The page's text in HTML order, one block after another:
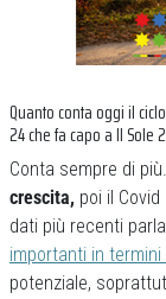
Quanto conta oggi il
24 che fa capo a Il Sole
Conta sempre di più.
crescita, poi il
dati più recenti
importanti in
potenziale,